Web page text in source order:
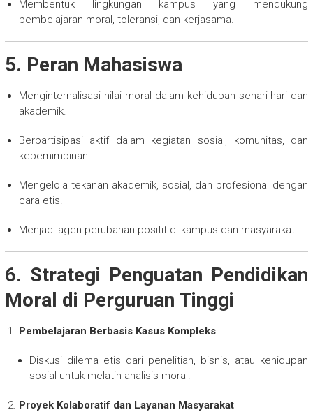
Membentuk lingkungan kampus yang mendukung
pembelajaran moral, toleransi, dan kerjasama.
5. Peran Mahasiswa
Menginternalisasi nilai moral dalam kehidupan sehari-hari dan
akademik.
Berpartisipasi aktif dalam kegiatan sosial, komunitas, dan
kepemimpinan.
Mengelola tekanan akademik, sosial, dan profesional dengan
cara etis.
Menjadi agen perubahan positif di kampus dan masyarakat.
6. Strategi Penguatan Pendidikan
Moral di Perguruan Tinggi
Pembelajaran Berbasis Kasus Kompleks
Diskusi dilema etis dari penelitian, bisnis, atau kehidupan
sosial untuk melatih analisis moral.
Proyek Kolaboratif dan Layanan Masyarakat